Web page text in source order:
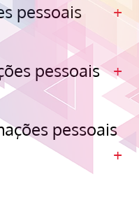
pessoais
pessoais
pessoais